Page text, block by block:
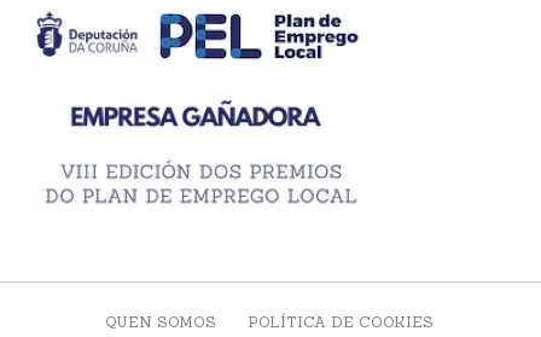
QUEN SOMOS POLÍTICA DE COOKIES